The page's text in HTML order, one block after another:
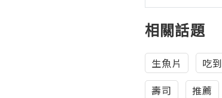
相關話題
生魚片 吃
壽司
推薦